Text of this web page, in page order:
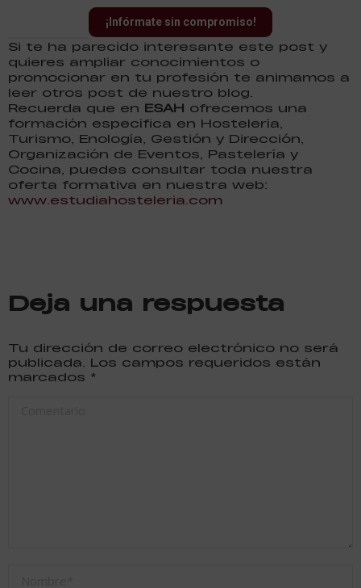
¡Infórmate sin compromiso!
Si te ha parecido interesante este post y
quieres ampliar conocimientos o
promocionar en tu profesión te animamos a
leer otros post de nuestro blog.
Recuerda que en ESAH ofrecemos una
formación específica en Hostelería,
Turismo, Enología, Gestión y Dirección,
Organización de Eventos, Pastelería y
Cocina, puedes consultar toda nuestra
oferta formativa en nuestra web:
www.estudiahosteleria.com
Deja una respuesta
Tu dirección de correo electrónico no será
publicada. Los campos requeridos están
marcados *